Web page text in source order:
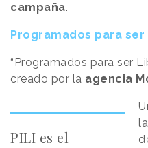
campaña.
Programados para ser
“Programados para ser
creado por la agencia
PILI es el